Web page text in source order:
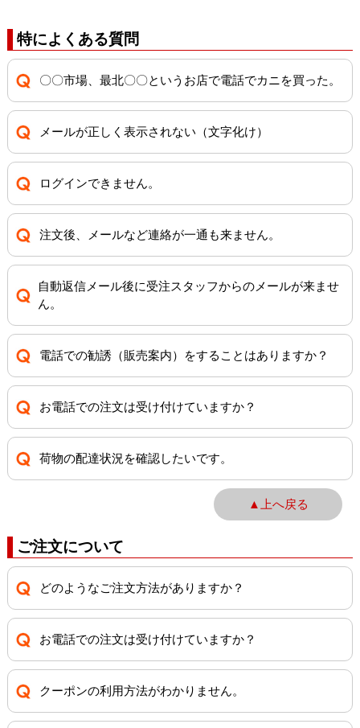
特によくある質問
〇〇市場、最北〇〇というお店で電話でカニを買った。
メールが正しく表示されない（文字化け）
ログインできません。
注文後、メールなど連絡が一通も来ません。
自動返信メール後に受注スタッフからのメールが来ませ
ん。
電話での勧誘（販売案内）をすることはありますか？
お電話での注文は受け付けていますか？
荷物の配達状況を確認したいです。
▲上へ戻る
ご注文について
どのようなご注文方法がありますか？
お電話での注文は受け付けていますか？
クーポンの利用方法がわかりません。